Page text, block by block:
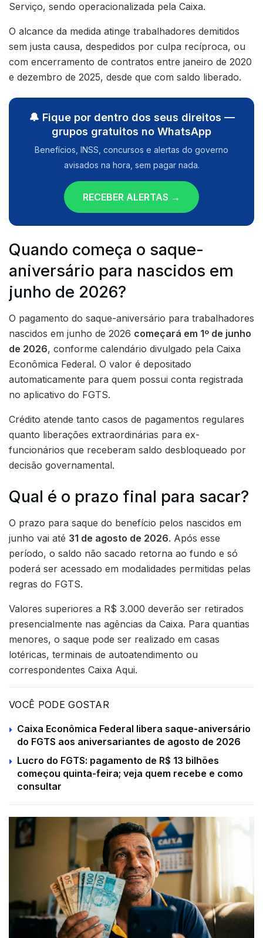
Serviço, sendo operacionalizada pela Caixa.
O alcance da medida atinge trabalhadores demitidos
sem justa causa, despedidos por culpa recíproca, ou
com encerramento de contratos entre janeiro de 2020
e dezembro de 2025, desde que com saldo liberado.
🔔 Fique por dentro dos seus direitos —
grupos gratuitos no WhatsApp
Benefícios, INSS, concursos e alertas do governo
avisados na hora, sem pagar nada.
RECEBER ALERTAS →
Quando começa o saque-
aniversário para nascidos em
junho de 2026?
O pagamento do saque-aniversário para trabalhadores
nascidos em junho de 2026 começará em 1º de junho
de 2026, conforme calendário divulgado pela Caixa
Econômica Federal. O valor é depositado
automaticamente para quem possui conta registrada
no aplicativo do FGTS.
Crédito atende tanto casos de pagamentos regulares
quanto liberações extraordinárias para ex-
funcionários que receberam saldo desbloqueado por
decisão governamental.
Qual é o prazo final para sacar?
O prazo para saque do benefício pelos nascidos em
junho vai até 31 de agosto de 2026. Após esse
período, o saldo não sacado retorna ao fundo e só
poderá ser acessado em modalidades permitidas pelas
regras do FGTS.
Valores superiores a R$ 3.000 deverão ser retirados
presencialmente nas agências da Caixa. Para quantias
menores, o saque pode ser realizado em casas
lotéricas, terminais de autoatendimento ou
correspondentes Caixa Aqui.
VOCÊ PODE GOSTAR
Caixa Econômica Federal libera saque-aniversário
do FGTS aos aniversariantes de agosto de 2026
Lucro do FGTS: pagamento de R$ 13 bilhões
começou quinta-feira; veja quem recebe e como
consultar